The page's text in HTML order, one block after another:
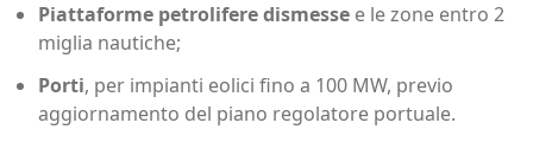
Piattaforme petrolifere dismesse e le zone entro 2
miglia nautiche;
Porti, per impianti eolici fino a 100 MW, previo
aggiornamento del piano regolatore portuale.